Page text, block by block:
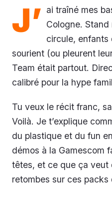
J’ ai traîné mes
Cologne.
circule, enfants
sourient (ou pleurent
Team était partout.
calibré pour la hype
Tu veux le récit franc,
Voilà. Je t’explique
du plastique et du fun
démos à la Gamescom
têtes, et ce que ça veut
retombes sur ces packs